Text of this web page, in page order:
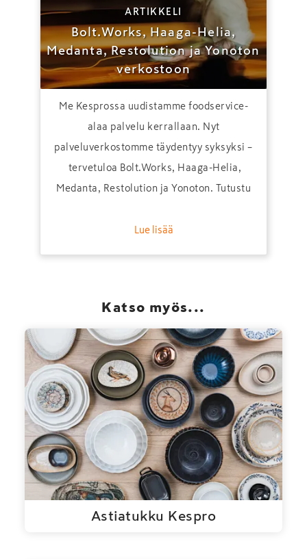
ARTIKKELI
Bolt.Works, Haaga-Helia,
Medanta, Restolution ja Yonoton
verkostoon
Me Kesprossa uudistamme foodservice-
alaa palvelu kerrallaan. Nyt
palveluverkostomme täydentyy syksyksi –
tervetuloa Bolt.Works, Haaga-Helia,
Medanta, Restolution ja Yonoton. Tutustu
edut!
Lue lisää
Katso myös...
Astiatukku Kespro